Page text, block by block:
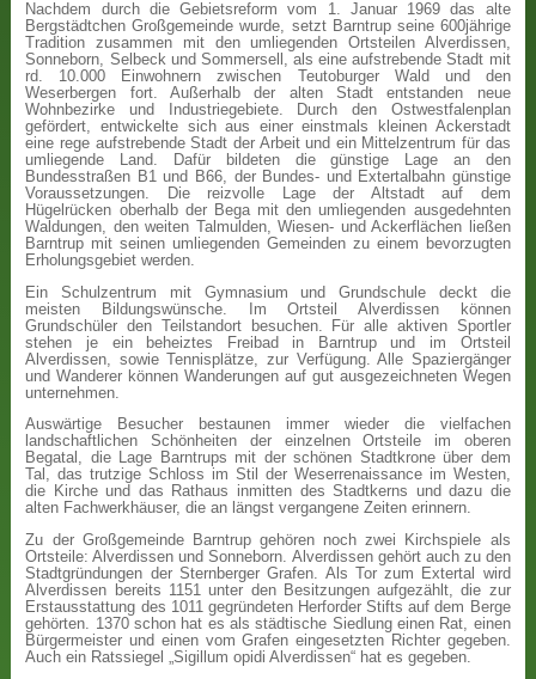
Nachdem durch die Gebietsreform vom 1. Januar 1969 das alte
Bergstädtchen Großgemeinde wurde, setzt Barntrup seine 600jährige
Tradition zusammen mit den umliegenden Ortsteilen Alverdissen,
Sonneborn, Selbeck und Sommersell, als eine aufstrebende Stadt mit
rd. 10.000 Einwohnern zwischen Teutoburger Wald und den
Weserbergen fort. Außerhalb der alten Stadt entstanden neue
Wohnbezirke und Industriegebiete. Durch den Ostwestfalenplan
gefördert, entwickelte sich aus einer einstmals kleinen Ackerstadt
eine rege aufstrebende Stadt der Arbeit und ein Mittelzentrum für das
umliegende Land. Dafür bildeten die günstige Lage an den
Bundesstraßen B1 und B66, der Bundes- und Extertalbahn günstige
Voraussetzungen. Die reizvolle Lage der Altstadt auf dem
Hügelrücken oberhalb der Bega mit den umliegenden ausgedehnten
Waldungen, den weiten Talmulden, Wiesen- und Ackerflächen ließen
Barntrup mit seinen umliegenden Gemeinden zu einem bevorzugten
Erholungsgebiet werden.
Ein Schulzentrum mit Gymnasium und Grundschule deckt die
meisten Bildungswünsche. Im Ortsteil Alverdissen können
Grundschüler den Teilstandort besuchen. Für alle aktiven Sportler
stehen je ein beheiztes Freibad in Barntrup und im Ortsteil
Alverdissen, sowie Tennisplätze, zur Verfügung. Alle Spaziergänger
und Wanderer können Wanderungen auf gut ausgezeichneten Wegen
unternehmen.
Auswärtige Besucher bestaunen immer wieder die vielfachen
landschaftlichen Schönheiten der einzelnen Ortsteile im oberen
Begatal, die Lage Barntrups mit der schönen Stadtkrone über dem
Tal, das trutzige Schloss im Stil der Weserrenaissance im Westen,
die Kirche und das Rathaus inmitten des Stadtkerns und dazu die
alten Fachwerkhäuser, die an längst vergangene Zeiten erinnern.
Zu der Großgemeinde Barntrup gehören noch zwei Kirchspiele als
Ortsteile: Alverdissen und Sonneborn. Alverdissen gehört auch zu den
Stadtgründungen der Sternberger Grafen. Als Tor zum Extertal wird
Alverdissen bereits 1151 unter den Besitzungen aufgezählt, die zur
Erstausstattung des 1011 gegründeten Herforder Stifts auf dem Berge
gehörten. 1370 schon hat es als städtische Siedlung einen Rat, einen
Bürgermeister und einen vom Grafen eingesetzten Richter gegeben.
Auch ein Ratssiegel „Sigillum opidi Alverdissen“ hat es gegeben.